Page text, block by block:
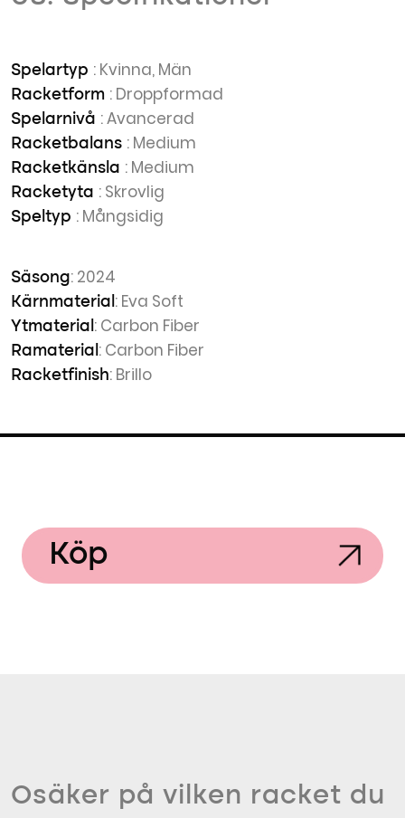
Spelartyp : Kvinna, Män
Racketform : Droppformad
Spelarnivå : Avancerad
Racketbalans : Medium
Racketkänsla : Medium
Racketyta : Skrovlig
Speltyp : Mångsidig
Säsong: 2024
Kärnmaterial : Eva Soft
Ytmaterial : Carbon Fiber
Ramaterial : Carbon Fiber
Racketfinish: Brillo
Köp
Osäker på vilken racket du